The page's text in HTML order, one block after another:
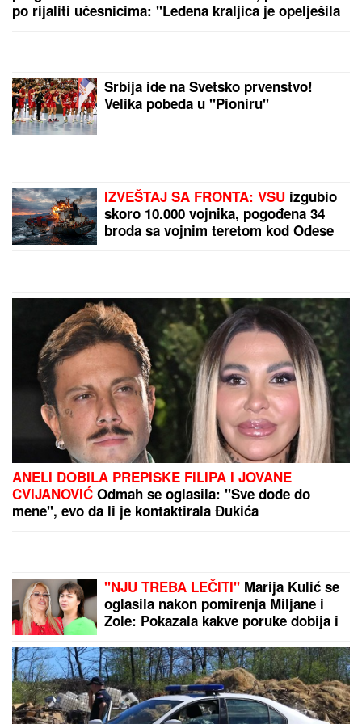
SANJA GRUJIĆ JE DRUGA OSOBA!Pokazala šta
LANČANI SUDAR NA GAZELI Jedna
osoba odmah prevezena u bolnicu,
stvaraju se gužve
PEVAČICA IMA 54. GODINE I
NIJEDNU ESTETSKU OPERACIJU
Pokazala lice bez trunke šminke:
"Šta da operišem? Takva sam kakva
sam!"